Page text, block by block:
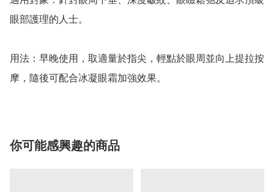
眼部護理的人士。
用法：早晚使用，取適量於指尖，輕點於眼周並向上提拉按
摩，隨後可配合冰凝眼霜加強效果。
你可能感興趣的商品